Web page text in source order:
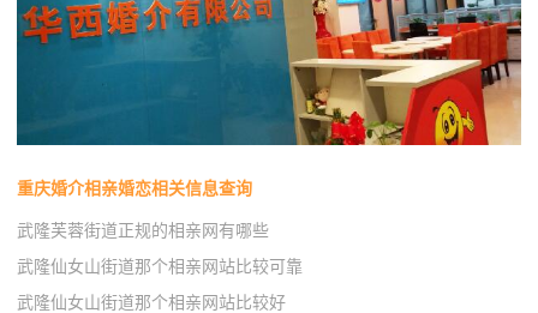
重庆婚介相亲婚恋相关信息查询
武隆芙蓉街道正规的相亲网有哪些
武隆仙女山街道那个相亲网站比较可靠
武隆仙女山街道那个相亲网站比较好